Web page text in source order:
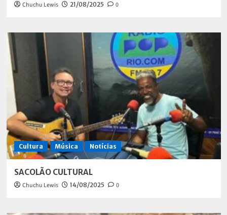
Chuchu Lewis 21/08/2025 0
Cultura Música Notícias
SACOLÃO CULTURAL
Chuchu Lewis 14/08/2025 0